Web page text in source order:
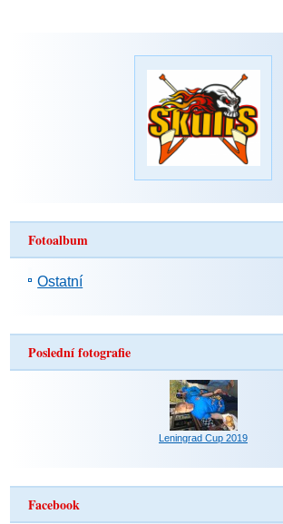
Fotoalbum
Ostatní
Poslední fotografie
Leningrad Cup 2019
Facebook